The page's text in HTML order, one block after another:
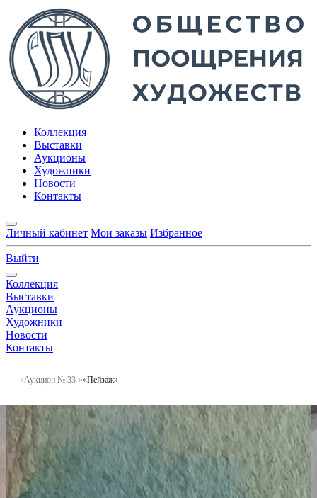
Коллекция
Выставки
Аукционы
Художники
Новости
Контакты
Личный кабинет Мои заказы Избранное
Выйти
Коллекция
Выставки
Аукционы
Художники
Новости
Контакты
Аукцион № 33 «Пейзаж»